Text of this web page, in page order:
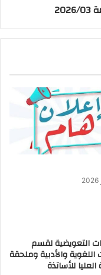
03
التعويضية لقسم
اللغوية والأدبية وملحقة
للأساتذة